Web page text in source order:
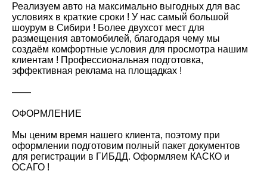
Реализуем авто на максимально выгодных для вас
условиях в краткие сроки ! У нас самый большой
шоурум в Сибири ! Более двухсот мест для
размещения автомобилей, благодаря чему мы
создаём комфортные условия для просмотра нашим
клиентам ! Профессиональная подготовка,
эффективная реклама на площадках !
——
ОФОРМЛЕНИЕ
Мы ценим время нашего клиента, поэтому при
оформлении подготовим полный пакет документов
для регистрации в ГИБДД. Оформляем КАСКО и
ОСАГО !